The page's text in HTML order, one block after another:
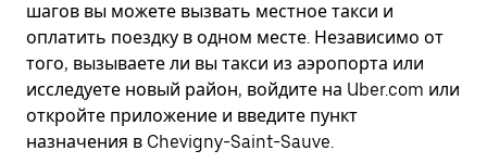
шагов вы можете вызвать местное такси и
оплатить поездку в одном месте. Независимо от
того, вызываете ли вы такси из аэропорта или
исследуете новый район, войдите на Uber.com или
откройте приложение и введите пункт
назначения в Chevigny-Saint-Sauve.